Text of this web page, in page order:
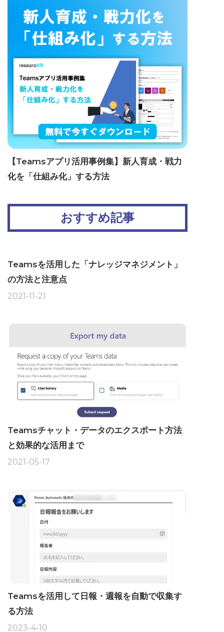
【Teamsアプリ活用事例集】新人育成・戦力
化を「仕組み化」する方法
おすすめ記事
Teamsを活用した「ナレッジマネジメント」
の方法と注意点
2021-11-21
Teamsチャット・データのエクスポート方法
と効果的な活用まで
2021-05-17
Teamsを活用して日報・週報を自動で収集す
る方法
2023-4-10